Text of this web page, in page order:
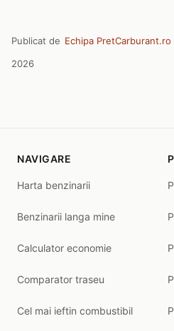
Publicat de Echipa PretCarburant.ro
2026
NAVIGARE
Harta benzinarii
Benzinarii langa mine
Calculator economie
Comparator traseu
Cel mai ieftin combustibil